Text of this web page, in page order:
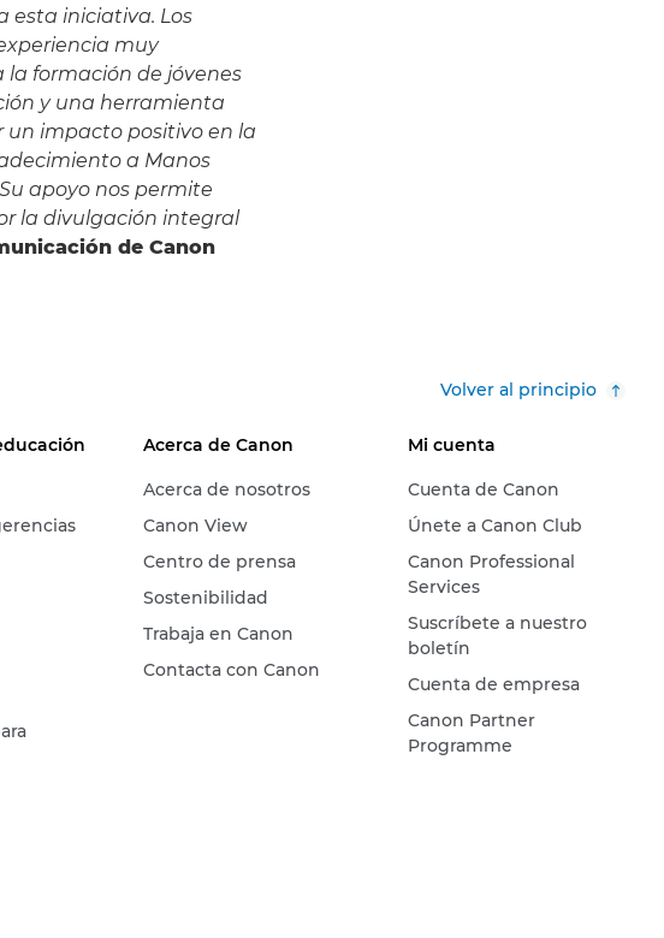
esta iniciativa. Los
muy
formación de jóvenes
y una herramienta
un impacto positivo en la
a Manos
apoyo nos permite
la divulgación integral
de Canon
Volver al principio
Acerca de Canon
Acerca de nosotros
Canon View
Centro de prensa
Sostenibilidad
Trabaja en Canon
Contacta con Canon
Mi cuenta
Cuenta de Canon
Únete a Canon Club
Canon Professional
Services
Suscríbete a nuestro
boletín
Cuenta de empresa
Canon Partner
Programme